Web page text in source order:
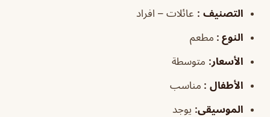
التصنيف : عائلات – افراد
النوع : مطعم
الأسعار: متوسطة
الأطفال : مناسب
الموسيقى: يوجد